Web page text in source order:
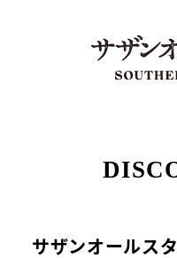
サザンオールス